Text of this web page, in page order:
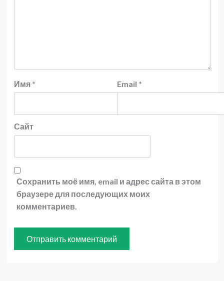
Имя * Email *
Сайт
Сохранить моё имя, email и адрес сайта в этом
браузере для последующих моих
комментариев.